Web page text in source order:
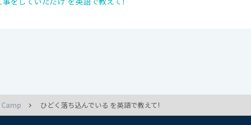
Camp ひどく落ち込んでいる を英語で教えて!